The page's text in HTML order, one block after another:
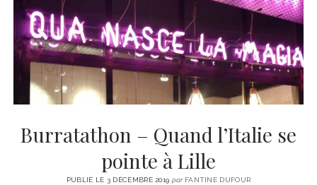
LITTÉRATURE
SPORT
MÉDIAS
email-
form
Burratathon – Quand l’Italie se
pointe à Lille
PUBLIÉ LE 3 DÉCEMBRE 2019 parFANTINE DUFOUR